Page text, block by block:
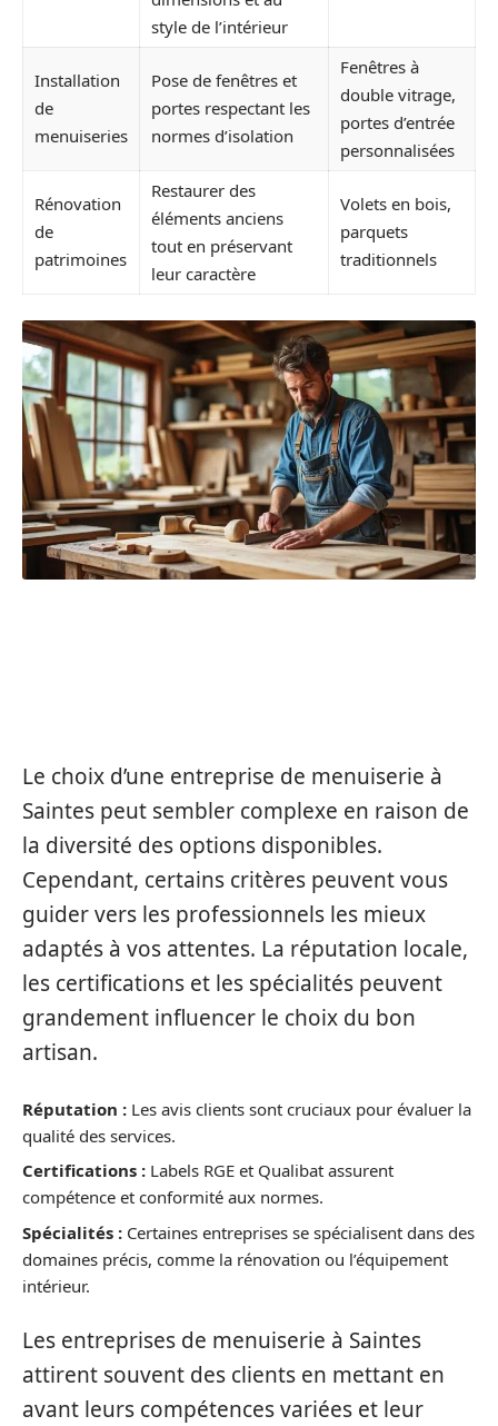
style de l’intérieur
Installation
de
menuiseries
Pose de fenêtres et
portes respectant les
normes d’isolation
Fenêtres à
double vitrage,
portes d’entrée
personnalisées
Rénovation
de
patrimoines
Restaurer des
éléments anciens
tout en préservant
leur caractère
Volets en bois,
parquets
traditionnels
Le choix d’une entreprise de menuiserie à
Saintes peut sembler complexe en raison de
la diversité des options disponibles.
Cependant, certains critères peuvent vous
guider vers les professionnels les mieux
adaptés à vos attentes. La réputation locale,
les certifications et les spécialités peuvent
grandement influencer le choix du bon
artisan.
Réputation : Les avis clients sont cruciaux pour évaluer la
qualité des services.
Certifications : Labels RGE et Qualibat assurent
compétence et conformité aux normes.
Spécialités : Certaines entreprises se spécialisent dans des
domaines précis, comme la rénovation ou l’équipement
intérieur.
Les entreprises de menuiserie à Saintes
attirent souvent des clients en mettant en
avant leurs compétences variées et leur